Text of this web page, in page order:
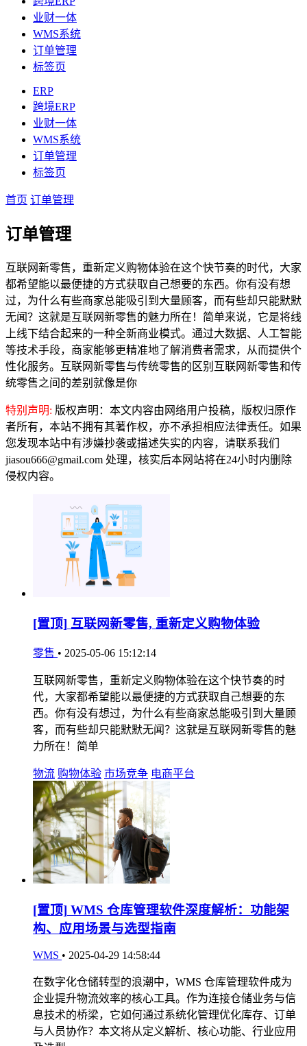
业财一体
WMS系统
订单管理
标签页
ERP
跨境ERP
业财一体
WMS系统
订单管理
标签页
首页 订单管理
订单管理
互联网新零售，重新定义购物体验在这个快节奏的时代，大家
都希望能以最便捷的方式获取自己想要的东西。你有没有想
过，为什么有些商家总能吸引到大量顾客，而有些却只能默默
无闻？这就是互联网新零售的魅力所在！简单来说，它是将线
上线下结合起来的一种全新商业模式。通过大数据、人工智能
等技术手段，商家能够更精准地了解消费者需求，从而提供个
性化服务。互联网新零售与传统零售的区别互联网新零售和传
统零售之间的差别就像是你
特别声明: 版权声明：本文内容由网络用户投稿，版权归原作
者所有，本站不拥有其著作权，亦不承担相应法律责任。如果
您发现本站中有涉嫌抄袭或描述失实的内容，请联系我们
jiasou666@gmail.com 处理，核实后本网站将在24小时内删除
侵权内容。
[置顶] 互联网新零售, 重新定义购物体验
零售 • 2025-05-06 15:12:14
互联网新零售，重新定义购物体验在这个快节奏的时
代，大家都希望能以最便捷的方式获取自己想要的东
西。你有没有想过，为什么有些商家总能吸引到大量顾
客，而有些却只能默默无闻？这就是互联网新零售的魅
力所在！简单
物流 购物体验 市场竞争 电商平台
[置顶] WMS 仓库管理软件深度解析：功能架
构、应用场景与选型指南
WMS • 2025-04-29 14:58:44
在数字化仓储转型的浪潮中，WMS 仓库管理软件成为
企业提升物流效率的核心工具。作为连接仓储业务与信
息技术的桥梁，它如何通过系统化管理优化库存、订单
与人员协作？本文将从定义解析、核心功能、行业应用